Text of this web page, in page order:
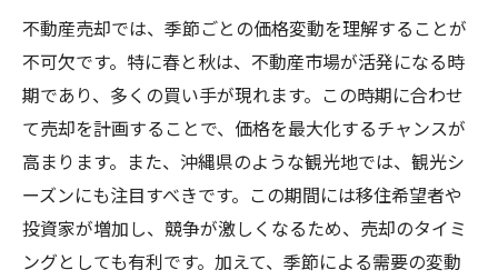
売却プランの柔軟性確保
専門家のサポートを活用する方法
不動産売却では、季節ごとの価格変動を理解することが
不可欠です。特に春と秋は、不動産市場が活発になる時
期であり、多くの買い手が現れます。この時期に合わせ
て売却を計画することで、価格を最大化するチャンスが
高まります。また、沖縄県のような観光地では、観光シ
ーズンにも注目すべきです。この期間には移住希望者や
投資家が増加し、競争が激しくなるため、売却のタイミ
ングとしても有利です。加えて、季節による需要の変動